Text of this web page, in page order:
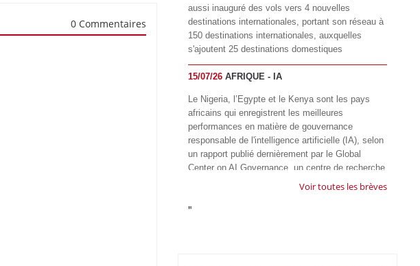
0 Commentaires
aussi inauguré des vols vers 4 nouvelles
destinations internationales, portant son réseau à
150 destinations internationales, auxquelles
s'ajoutent 25 destinations domestiques
15/07/26 AFRIQUE - IA
Le Nigeria, l’Egypte et le Kenya sont les pays
africains qui enregistrent les meilleures
performances en matière de gouvernance
responsable de l'intelligence artificielle (IA), selon
un rapport publié dernièrement par le Global
Center on AI Governance, un centre de recherche
basé en Afrique du Sud, qui œuvre à promouvoir
à l'échelle mondiale. Alors que l’IA transforme
Voir toutes les brèves
"